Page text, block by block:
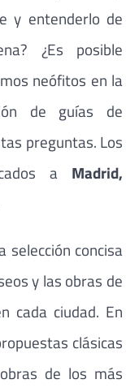
y entenderlo de
¿Es posible
neófitos en la
de guías de
preguntas. Los
a Madrid,
selección concisa
y las obras de
cada ciudad. En
clásicas
de los más